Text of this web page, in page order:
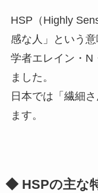
HSP（Highly
感な人」という
学者エレイン・N
ました。
日本では「繊細
ます。
◆ HSPの主な